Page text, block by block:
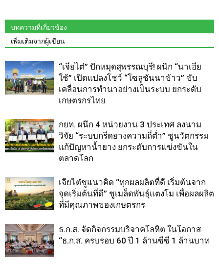
บทความที่เกี่ยวข้อง
เพิ่มเติมจากผู้เขียน
“เจียไต๋” ปักหมุดสุพรรณบุรี! ผนึก “นาเฮีย
ใช้” เปิดแปลงโชว์ “โซลูชันนาข้าว” ขับ
เคลื่อนการทำนาอย่างเป็นระบบ ยกระดับ
เกษตรกรไทย
กยท. ผนึก 4 หน่วยงาน 3 ประเทศ ลงนาม
วิจัย “ระบบกรีดยางความถี่ต่ำ” ชูนวัตกรรม
แก้ปัญหาน้ำยาง ยกระดับการแข่งขันใน
ตลาดโลก
เจียไต๋ชูแนวคิด “ทุกผลผลิตที่ดี เริ่มต้นจาก
จุดเริ่มต้นที่ดี” ชูเมล็ดพันธุ์แตงโม เพื่อผลผลิต
ที่มีคุณภาพของเกษตรกร
ธ.ก.ส. จัดกิจกรรมบริจาคโลหิต ในโอกาส
“ธ.ก.ส. ครบรอบ 60 ปี 1 ล้านซีซี 1 ล้านบาท